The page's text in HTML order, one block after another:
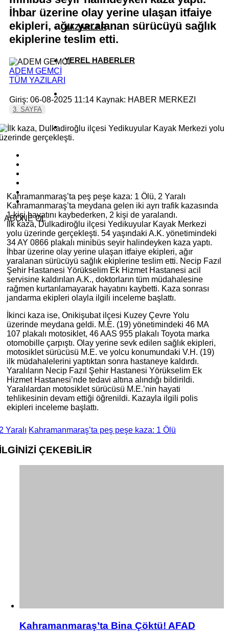
YAZARLAR
YEREL HABERLER
İhbar üzerine olay yerine ulaşan itfaiye
ekipleri, ağır yaralanan sürücüyü sağlık
ekiplerine teslim etti.
ADEM GEMCİ
TÜM YAZILARI
Giriş: 06-08-2025 11:14 Kaynak: HABER MERKEZI
3. SAYFA
ABONE OL
Kahramanmaraş’ta peş peşe kaza: 1 Ölü, 2 Yaralı
Kahramanmaraş’ta meydana gelen iki ayrı trafik kazasında
1 kişi hayatını kaybederken, 2 kişi de yaralandı.
İlk kaza, Dulkadiroğlu ilçesi Yedikuyular Kayak Merkezi
yolu üzerinde gerçekleşti. 54 yaşındaki A.K. yönetimindeki
34 AY 0866 plakalı minibüs seyir halindeyken kaza yaptı.
İhbar üzerine olay yerine ulaşan itfaiye ekipleri, ağır
yaralanan sürücüyü sağlık ekiplerine teslim etti. Necip Fazıl
Şehir Hastanesi Yörükselim Ek Hizmet Hastanesi acil
servisine kaldırılan A.K., doktorların tüm müdahalesine
rağmen kurtarılamayarak hayatını kaybetti. Kaza sonrası
jandarma ekipleri olayla ilgili inceleme başlattı.
İkinci kaza ise, Onikişubat ilçesi Kuzey Çevre Yolu
üzerinde meydana geldi. M.E. (19) yönetimindeki 46 MA
107 plakalı motosiklet, 46 AAS 955 plakalı Toyota marka
otomobille çarpıştı. Olay yerine sevk edilen sağlık ekipleri,
motosiklet sürücüsü M.E. ve yolcu konumundaki V.H. (19)
ilk müdahalelerini yaptıktan sonra hastaneye kaldırdı.
Yaralıların Necip Fazıl Şehir Hastanesi Yörükselim Ek
Hizmet Hastanesi’nde tedavi altına alındığı bildirildi.
Yaralılardan motosiklet sürücüsü M.E.’nin hayati
tehlikesinin devam ettiği öğrenildi. Kazayla ilgili polis
ekipleri inceleme başlattı.
Yaralı Kahramanmaraş’ta peş peşe kaza: 1 Ölü
ÇEKEBİLİR
Kahramanmaraş’ta Bina Çöktü! AFAD